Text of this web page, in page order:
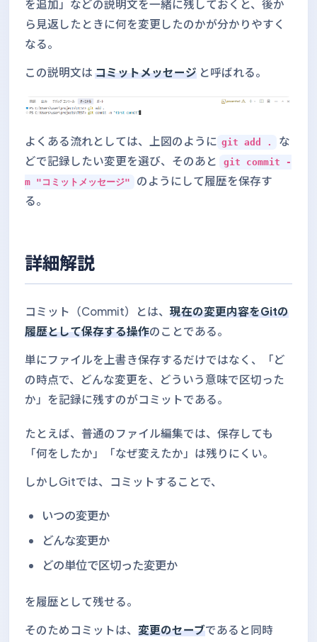
を追加」などの説明文を一緒に残しておくと、後か
ら見返したときに何を変更したのかが分かりやすく
なる。
この説明文は コミットメッセージ と呼ばれる。
よくある流れとしては、上図のように git add .
な
どで記録したい変更を選び、そのあと
git commit -
m "コミットメッセージ"
のようにして履歴を保存す
る。
詳細解説
コミット（Commit）とは、 現在の変更内容をGitの
履歴として保存する操作のことである。
単にファイルを上書き保存するだけではなく、「ど
の時点で、どんな変更を、どういう意味で区切った
か」を記録に残すのがコミットである。
たとえば、普通のファイル編集では、保存しても
「何をしたか」「なぜ変えたか」は残りにくい。
しかしGitでは、コミットすることで、
いつの変更か
どんな変更か
どの単位で区切った変更か
を履歴として残せる。
そのためコミットは、 変更のセーブであると同時